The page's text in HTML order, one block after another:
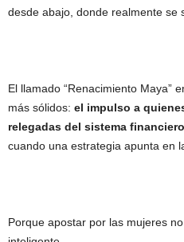
desde abajo, donde realmente se
El llamado “Renacimiento Maya”
más sólidos: el impulso a
relegadas del sistema
cuando una estrategia apunta en
Porque apostar por las mujeres